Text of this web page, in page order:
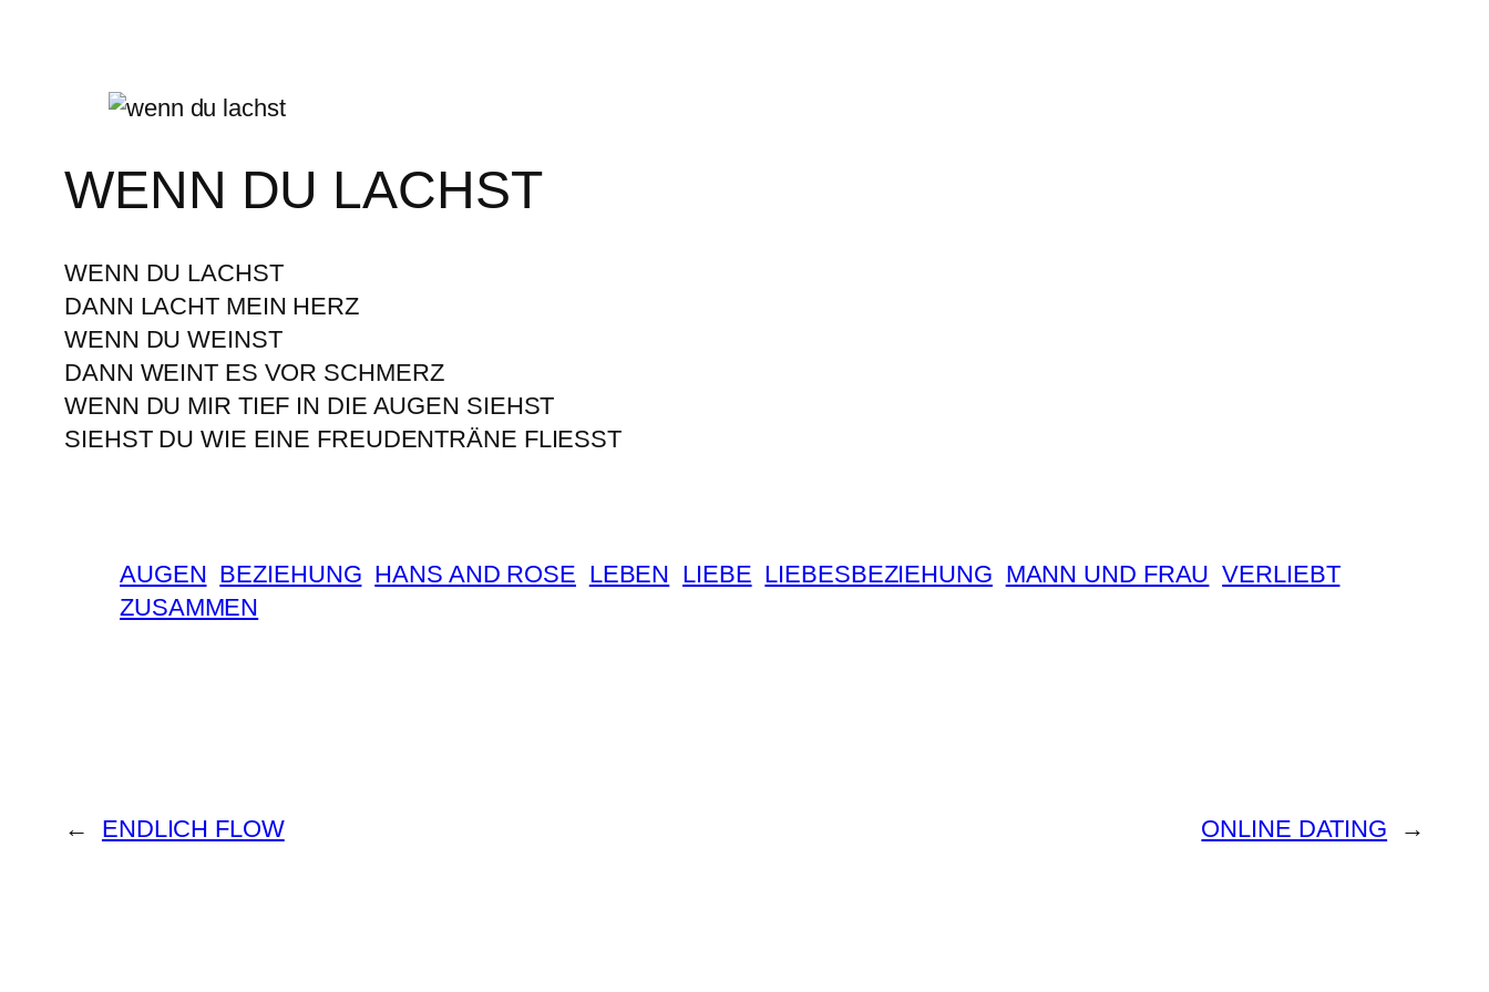
WENN DU LACHST
WENN DU LACHST
DANN LACHT MEIN HERZ
WENN DU WEINST
DANN WEINT ES VOR SCHMERZ
WENN DU MIR TIEF IN DIE AUGEN SIEHST
SIEHST DU WIE EINE FREUDENTRÄNE FLIESST
AUGEN BEZIEHUNG HANS AND ROSE LEBEN LIEBE LIEBESBEZIEHUNG MANN UND FRAU VERLIEBT
ZUSAMMEN
← ENDLICH FLOW ONLINE DATING →